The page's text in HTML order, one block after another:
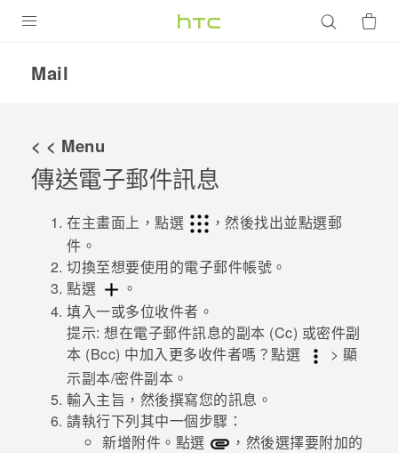
智慧型手機
VIVERSE
優惠專區
焦點訊息
校園專案
企業採購
銷售門市
銷售通路
支援服務
VIVELAND
Mail
< < Menu
傳送電子郵件訊息
在主畫面上，點選 ，然後找出並點選郵
件 。
切換至想要使用的電子郵件帳號。
點選
。
填入一或多位收件者。
提示: 想在電子郵件訊息的副本 (Cc) 或密件副
本 (Bcc) 中加入更多收件者嗎？點選
> 顯
示副本/密件副本 。
輸入主旨，然後撰寫您的訊息。
請執行下列其中一個步驟：
新增附件。點選
，然後選擇要附加的